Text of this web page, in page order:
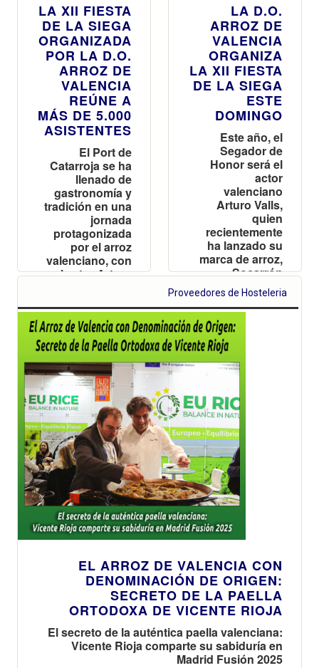
LA XII FIESTA
DE LA SIEGA
ORGANIZADA
POR LA D.O.
ARROZ DE
VALENCIA
REÚNE A
MÁS DE 5.000
ASISTENTES
El Port de
Catarroja se ha
llenado de
gastronomía y
tradición en una
jornada
protagonizada
por el arroz
valenciano, con
el actor Arturo
Honor
LA D.O.
ARROZ DE
VALENCIA
ORGANIZA
LA XII FIESTA
DE LA SIEGA
ESTE
DOMINGO
Este año, el
Segador de
Honor será el
actor
valenciano
Arturo Valls,
quien
recientemente
ha lanzado su
marca de arroz,
Socarrón
Proveedores de Hosteleria
EL ARROZ DE VALENCIA CON
DENOMINACIÓN DE ORIGEN:
SECRETO DE LA PAELLA
ORTODOXA DE VICENTE RIOJA
El secreto de la auténtica paella valenciana:
Vicente Rioja comparte su sabiduría en
Madrid Fusión 2025